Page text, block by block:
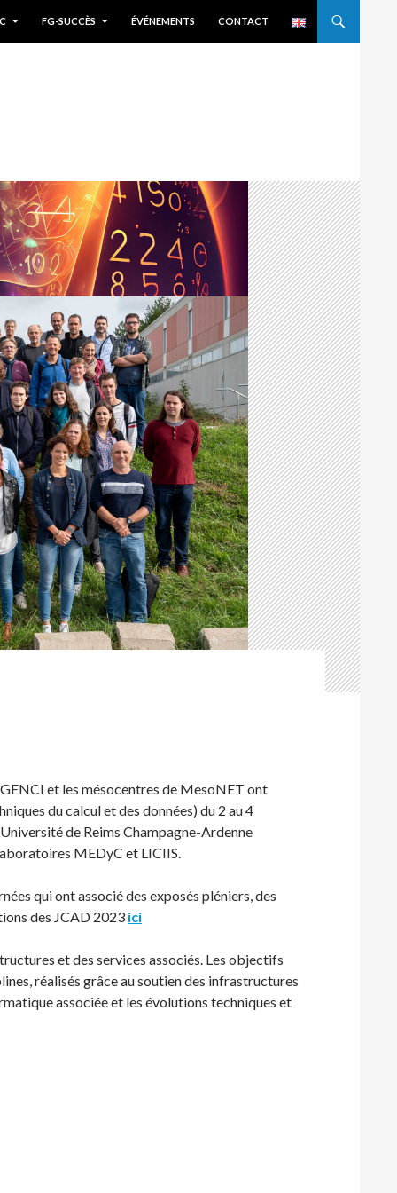
FG-SUCCÈS ÉVÉNEMENTS CONTACT
GENCI et les mésocentres de MesoNET ont
du calcul et des données) du 2 au 4
de Reims Champagne-Ardenne
MEDyC et LICIIS.
qui ont associé des exposés pléniers, des
des JCAD 2023 ici
et des services associés. Les objectifs
réalisés grâce au soutien des infrastructures
associée et les évolutions techniques et